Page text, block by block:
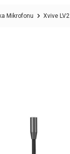
Mikrofonu Xvive